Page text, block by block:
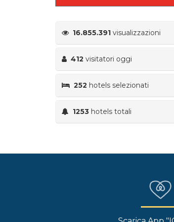
16.855.391 visualizzazioni
412 visitatori oggi
252 hotels selezionati
1253 hotels totali